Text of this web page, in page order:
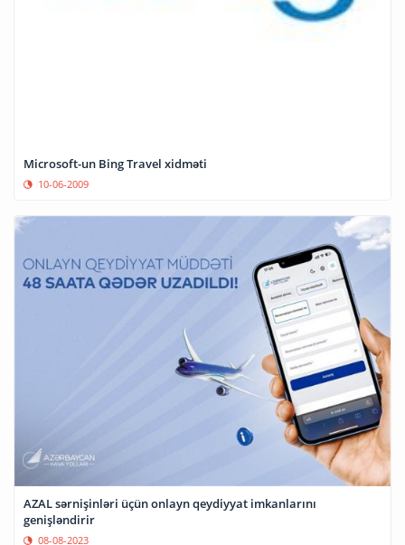
Microsoft-un Bing Travel xidməti
10-06-2009
AZAL sərnişinləri üçün onlayn qeydiyyat imkanlarını
genişləndirir
08-08-2023